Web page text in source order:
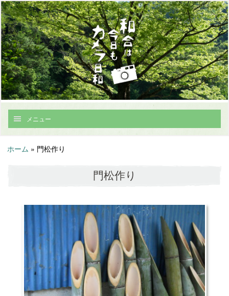
メニュー
ホーム » 門松作り
門松作り